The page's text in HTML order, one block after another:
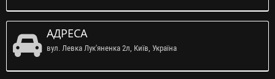
АДРЕСА
вул. Левка Лук'яненка 2л, Київ, Україна